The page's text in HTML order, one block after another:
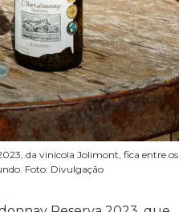
da vinícola Jolimont, fica entre os
Foto: Divulgação